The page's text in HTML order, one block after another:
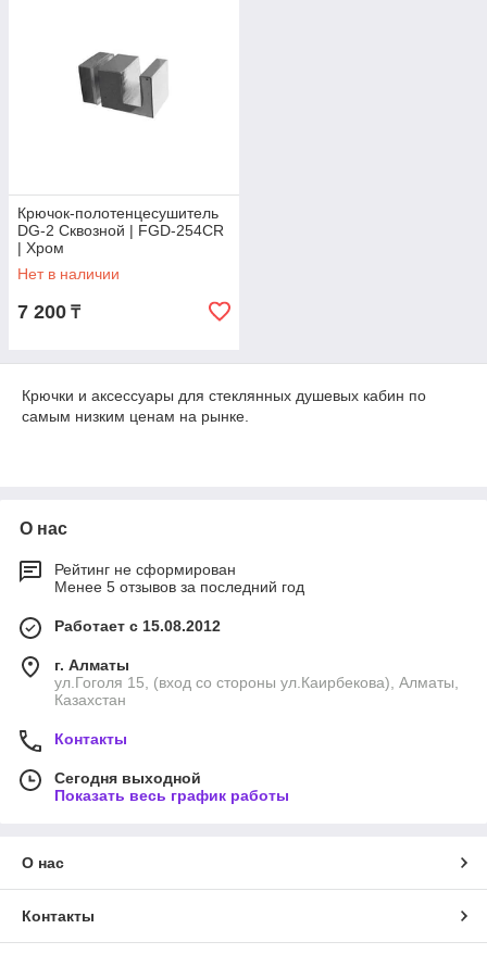
Крючок-полотенцесушитель
DG-2 Сквозной | FGD-254CR
| Хром
Нет в наличии
7 200 ₸
Крючки и аксессуары для стеклянных душевых кабин по
самым низким ценам на рынке.
О нас
Рейтинг не сформирован
Менее 5 отзывов за последний год
Работает с 15.08.2012
г. Алматы
ул.Гоголя 15, (вход со стороны ул.Каирбекова), Алматы,
Казахстан
Контакты
Сегодня выходной
Показать весь график работы
О нас
Контакты